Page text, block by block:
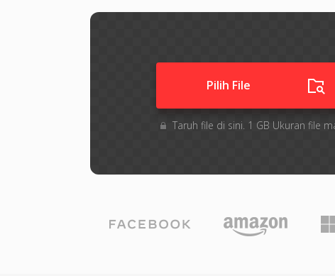
Pilih File
Taruh file di sini. 1 GB Ukuran file